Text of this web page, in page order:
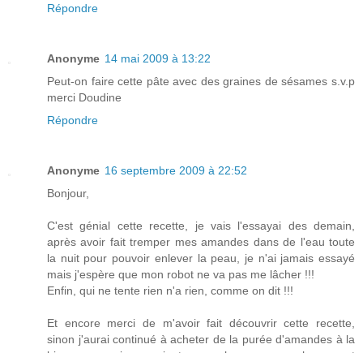
Répondre
Anonyme 14 mai 2009 à 13:22
Peut-on faire cette pâte avec des graines de sésames s.v.p
merci Doudine
Répondre
Anonyme 16 septembre 2009 à 22:52
Bonjour,
C'est génial cette recette, je vais l'essayai des demain,
après avoir fait tremper mes amandes dans de l'eau toute
la nuit pour pouvoir enlever la peau, je n'ai jamais essayé
mais j'espère que mon robot ne va pas me lâcher !!!
Enfin, qui ne tente rien n'a rien, comme on dit !!!
Et encore merci de m'avoir fait découvrir cette recette,
sinon j'aurai continué à acheter de la purée d'amandes à la